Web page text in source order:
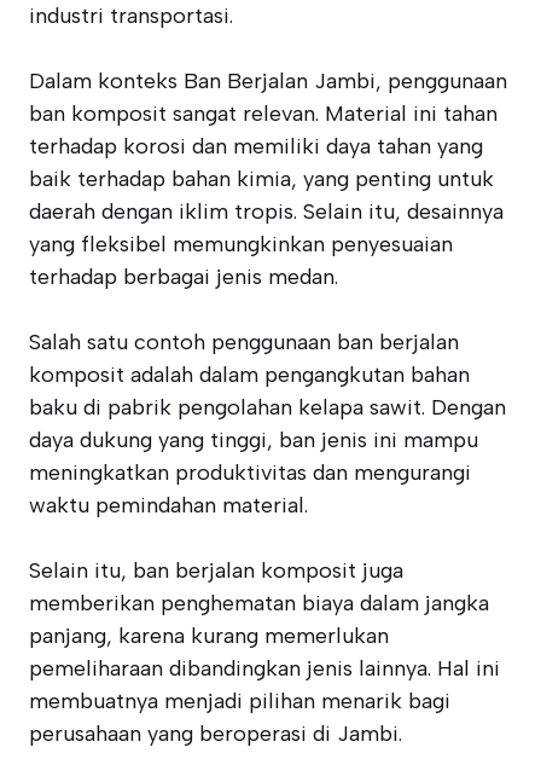
industri transportasi.
Dalam konteks Ban Berjalan Jambi, penggunaan
ban komposit sangat relevan. Material ini tahan
terhadap korosi dan memiliki daya tahan yang
baik terhadap bahan kimia, yang penting untuk
daerah dengan iklim tropis. Selain itu, desainnya
yang fleksibel memungkinkan penyesuaian
terhadap berbagai jenis medan.
Salah satu contoh penggunaan ban berjalan
komposit adalah dalam pengangkutan bahan
baku di pabrik pengolahan kelapa sawit. Dengan
daya dukung yang tinggi, ban jenis ini mampu
meningkatkan produktivitas dan mengurangi
waktu pemindahan material.
Selain itu, ban berjalan komposit juga
memberikan penghematan biaya dalam jangka
panjang, karena kurang memerlukan
pemeliharaan dibandingkan jenis lainnya. Hal ini
membuatnya menjadi pilihan menarik bagi
perusahaan yang beroperasi di Jambi.